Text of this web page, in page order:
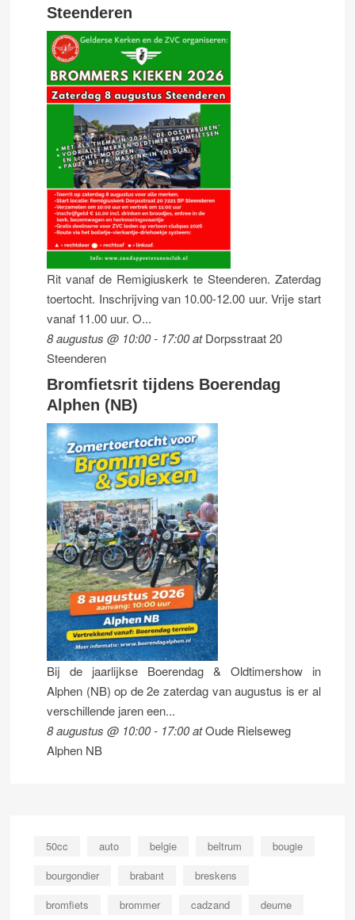
Steenderen
Rit vanaf de Remigiuskerk te Steenderen. Zaterdag
toertocht. Inschrijving van 10.00-12.00 uur. Vrije start
vanaf 11.00 uur. O...
8 augustus @ 10:00- 17:00atDorpsstraat 20
Steenderen
Bromfietsrit tijdens Boerendag
Alphen (NB)
Bij de jaarlijkse Boerendag & Oldtimershow in
Alphen (NB) op de 2e zaterdag van augustus is er al
verschillende jaren een...
8 augustus @ 10:00- 17:00atOude Rielseweg
Alphen NB
50cc auto belgie beltrum
bougie
bourgondier
brabant
breskens
bromfiets
brommer cadzand
deurne